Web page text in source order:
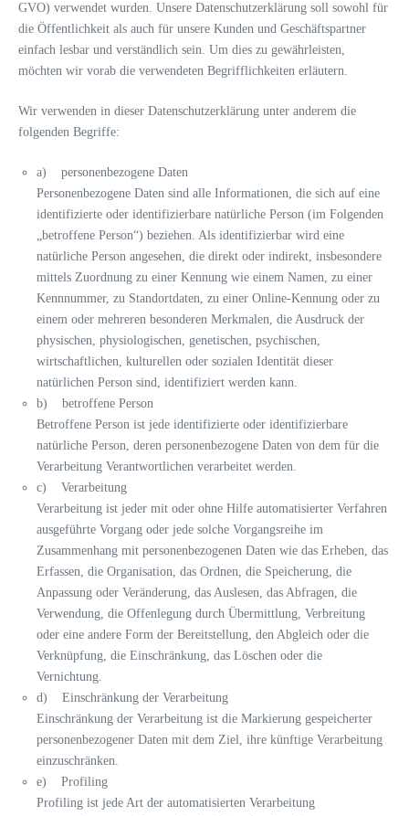
GVO) verwendet wurden. Unsere Datenschutzerklärung soll sowohl für
die Öffentlichkeit als auch für unsere Kunden und Geschäftspartner
einfach lesbar und verständlich sein. Um dies zu gewährleisten,
möchten wir vorab die verwendeten Begrifflichkeiten erläutern.
Wir verwenden in dieser Datenschutzerklärung unter anderem die
folgenden Begriffe:
a) personenbezogene Daten
Personenbezogene Daten sind alle Informationen, die sich auf eine
identifizierte oder identifizierbare natürliche Person (im Folgenden
„betroffene Person“) beziehen. Als identifizierbar wird eine
natürliche Person angesehen, die direkt oder indirekt, insbesondere
mittels Zuordnung zu einer Kennung wie einem Namen, zu einer
Kennnummer, zu Standortdaten, zu einer Online-Kennung oder zu
einem oder mehreren besonderen Merkmalen, die Ausdruck der
physischen, physiologischen, genetischen, psychischen,
wirtschaftlichen, kulturellen oder sozialen Identität dieser
natürlichen Person sind, identifiziert werden kann.
b) betroffene Person
Betroffene Person ist jede identifizierte oder identifizierbare
natürliche Person, deren personenbezogene Daten von dem für die
Verarbeitung Verantwortlichen verarbeitet werden.
c) Verarbeitung
Verarbeitung ist jeder mit oder ohne Hilfe automatisierter Verfahren
ausgeführte Vorgang oder jede solche Vorgangsreihe im
Zusammenhang mit personenbezogenen Daten wie das Erheben, das
Erfassen, die Organisation, das Ordnen, die Speicherung, die
Anpassung oder Veränderung, das Auslesen, das Abfragen, die
Verwendung, die Offenlegung durch Übermittlung, Verbreitung
oder eine andere Form der Bereitstellung, den Abgleich oder die
Verknüpfung, die Einschränkung, das Löschen oder die
Vernichtung.
d) Einschränkung der Verarbeitung
Einschränkung der Verarbeitung ist die Markierung gespeicherter
personenbezogener Daten mit dem Ziel, ihre künftige Verarbeitung
einzuschränken.
e) Profiling
Profiling ist jede Art der automatisierten Verarbeitung